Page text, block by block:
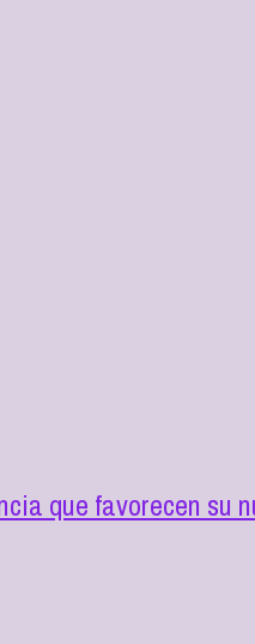
que favorecen su